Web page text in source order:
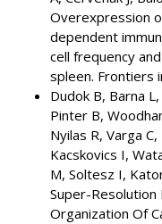
Overexpression
dependent
cell frequency
spleen. Frontiers
Dudok B, Barna
Pinter B,
Nyilas R, Varga
Kacskovics I,
M, Soltesz I,
Super-Resolution
Organization Of